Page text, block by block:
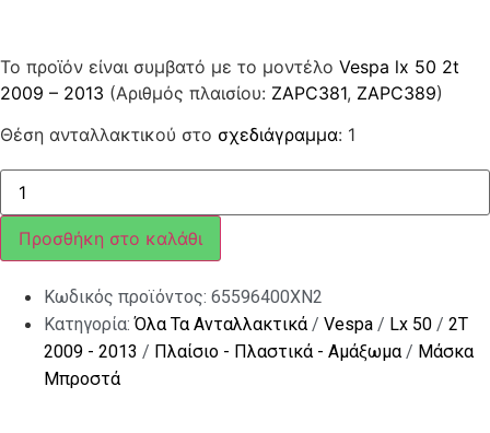
Το προϊόν είναι συμβατό με το μοντέλο Vespa lx 50 2t
2009 – 2013 (Αριθμός πλαισίου: ZAPC381, ZAPC389)
Θέση ανταλλακτικού στο σχεδιάγραμμα: 1
ΜΟΥΤΣΟΥΝΑ
VESPA
LX
MY09
ΜΑΥΡΗ
98
Προσθήκη στο καλάθι
Κωδικός προϊόντος: 65596400XN2
Κατηγορία:Όλα Τα Ανταλλακτικά/ Vespa / Lx 50 / 2T
2009 - 2013 / Πλαίσιο - Πλαστικά - Αμάξωμα/ Μάσκα
Μπροστά